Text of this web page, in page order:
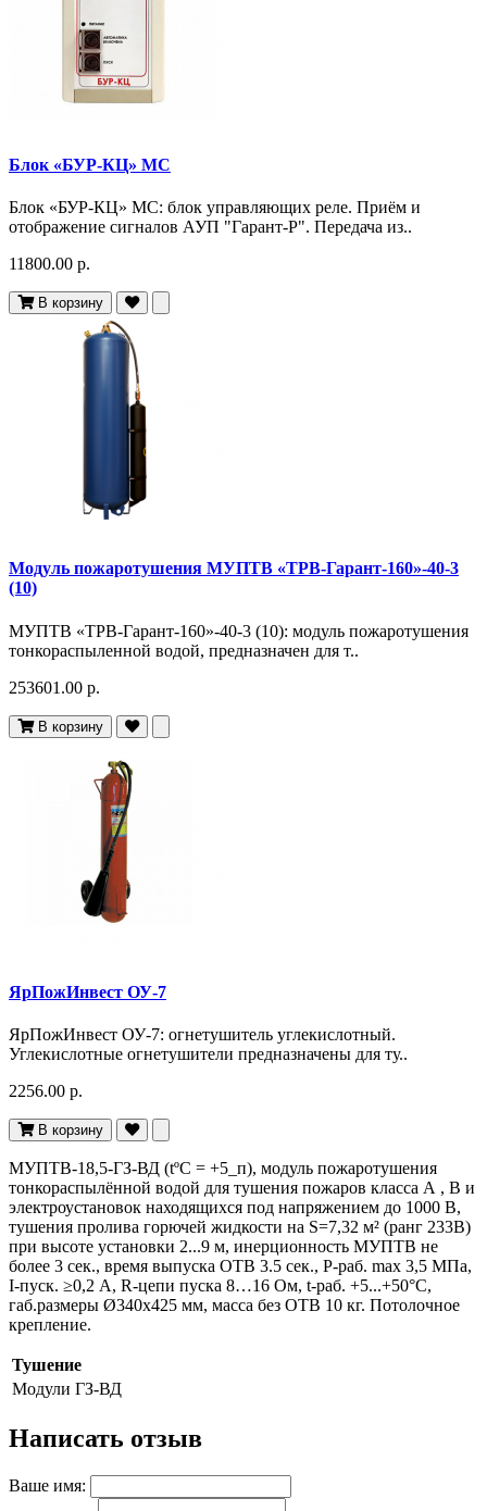
Блок «БУР-КЦ» МС
Блок «БУР-КЦ» МС: блок управляющих реле. Приём и
отображение сигналов АУП "Гарант-Р". Передача из..
11800.00 р.
В корзину
Модуль пожаротушения МУПТВ «ТРВ-Гарант-160»-40-3
(10)
МУПТВ «ТРВ-Гарант-160»-40-3 (10): модуль пожаротушения
тонкораспыленной водой, предназначен для т..
253601.00 р.
В корзину
ЯрПожИнвест ОУ-7
ЯрПожИнвест ОУ-7: огнетушитель углекислотный.
Углекислотные огнетушители предназначены для ту..
2256.00 р.
В корзину
МУПТВ-18,5-ГЗ-ВД (tºC = +5_п), модуль пожаротушения
тонкораспылённой водой для тушения пожаров класса А , В и
электроустановок находящихся под напряжением до 1000 В,
тушения пролива горючей жидкости на S=7,32 м² (ранг 233В)
при высоте установки 2...9 м, инерционность МУПТВ не
более 3 сек., время выпуска ОТВ 3.5 сек., P-раб. max 3,5 МПа,
I-пуск. ≥0,2 А, R-цепи пуска 8…16 Ом, t-раб. +5...+50°С,
габ.размеры Ø340х425 мм, масса без ОТВ 10 кг. Потолочное
крепление.
Тушение
Модули ГЗ-ВД
Написать отзыв
Ваше имя: